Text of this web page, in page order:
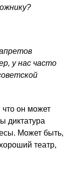
у нас часто
он может
диктатура
Может быть,
театр,